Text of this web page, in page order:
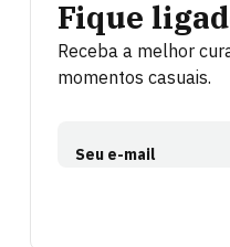
Fique
Receba a melhor
momentos casuais.
Seu e-mail